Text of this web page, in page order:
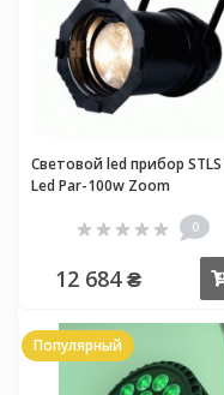
Световой led прибор STLS
Led Par-100w Zoom
0
12 684 ₴
Популярный